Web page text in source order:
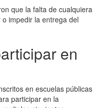
que la falta de cualquiera
impedir la entrega del
en
en escuelas públicas
participar en la